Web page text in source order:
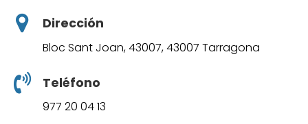
Dirección
Bloc Sant Joan, 43007, 43007 Tarragona
Teléfono
977 20 04 13